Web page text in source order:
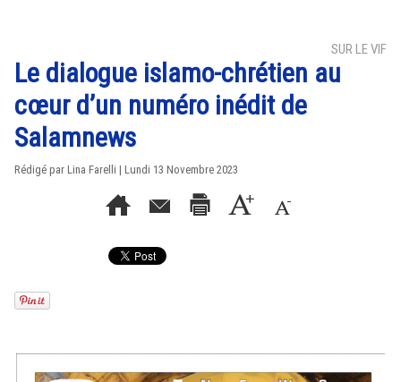
SUR LE VIF
Le dialogue islamo-chrétien au
cœur d’un numéro inédit de
Salamnews
Rédigé par Lina Farelli | Lundi 13 Novembre 2023